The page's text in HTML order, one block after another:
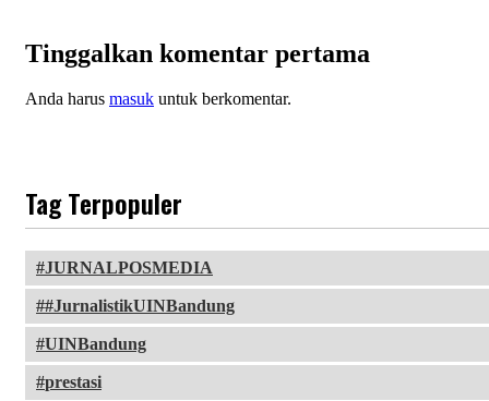
Tinggalkan komentar pertama
Anda harus masuk untuk berkomentar.
Tag Terpopuler
JURNALPOSMEDIA
#JurnalistikUINBandung
UINBandung
prestasi